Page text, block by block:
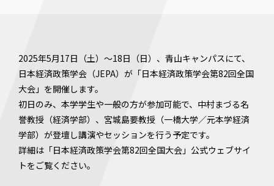
2025年5月17日（土）～18日（日）、青山キャンパスにて、
日本経済政策学会（JEPA）が「日本経済政策学会第82回全国
大会」を開催します。
初日のみ、本学学生や一般の方が参加可能で、中村まづる名
誉教授（経済学部）、宮城島要教授（一橋大学／元本学経済
学部）が登壇し講演やセッションを行う予定です。
詳細は「日本経済政策学会第82回全国大会」公式ウェブサイ
トをご覧ください。